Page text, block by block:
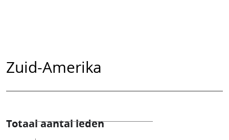
Zuid-Amerika
Totaal aantal leden